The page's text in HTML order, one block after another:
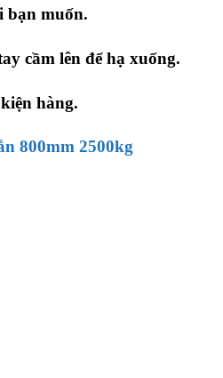
bạn muốn.
cầm lên để hạ xuống.
hàng.